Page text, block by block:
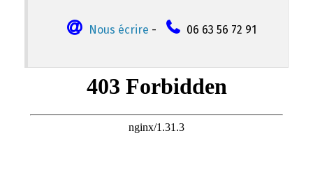
Nous écrire - 06 63 56 72 91